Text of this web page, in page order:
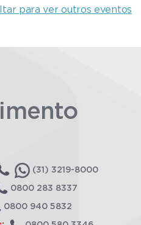
para ver outros eventos
(31) 3219-8000
0800 283 8337
0800 940 5832